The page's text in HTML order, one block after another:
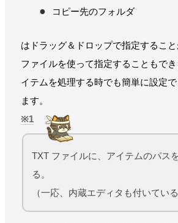
コピー先のフォルダ
はドラッグ＆ドロップで指定するこ
ファイルを使って指定することもで
イテムを処理する時でも簡単に設定
ます。
1
TXT ファイルに、アイテムのパス
る。
（一応、内蔵エディタも付いている